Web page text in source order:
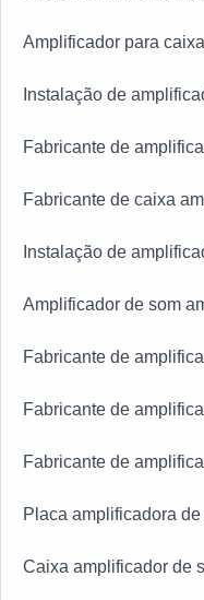
Amplificador para
Instalação de
Fabricante de
Fabricante de caixa
Instalação de
Amplificador de som
Fabricante de
Fabricante de
Fabricante de
Placa amplificadora
Caixa amplificador de